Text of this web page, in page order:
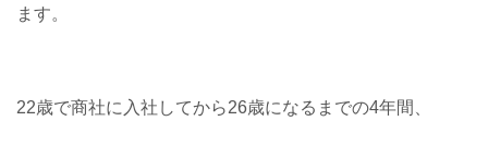
ます。
22歳で商社に入社してから26歳になるまでの4年間、